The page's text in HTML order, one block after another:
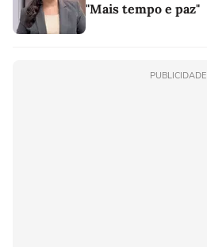
"Mais tempo e paz"
PUBLICIDADE